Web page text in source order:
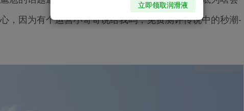
，因为有个运营小哥哥说给我吗，免费测评传说中的秒潮-
立即领取润滑液